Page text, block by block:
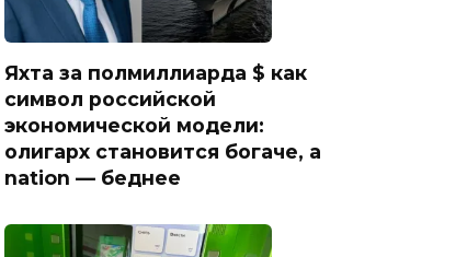
Яхта за полмиллиарда $ как
символ российской
экономической модели:
олигарх становится богаче, а
nation — беднее